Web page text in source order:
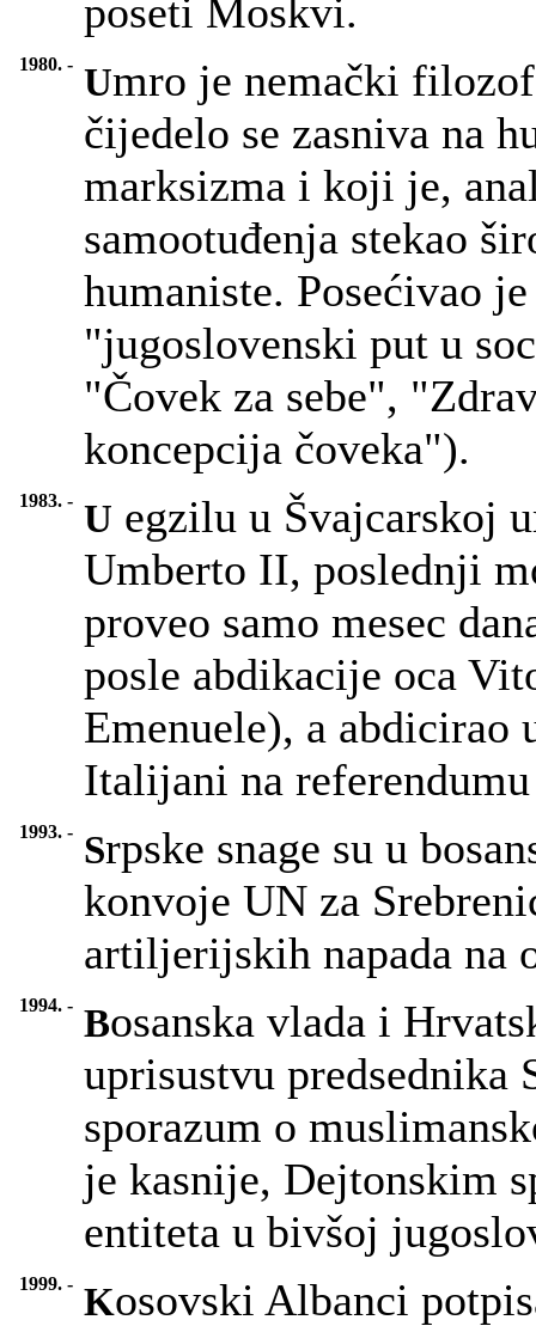
poseti Moskvi.
1980. - Umro je nemački
čijedelo se zasniva na
marksizma i koji je,
samootuđenja stekao
humaniste. Posećivao
"jugoslovenski put u
"Čovek za sebe",
koncepcija čoveka").
1983. - U egzilu u Švajcarskoj
Umberto II, poslednji
proveo samo mesec
posle abdikacije oca
Emenuele), a abdicirao
Italijani na
1993. - Srpske snage su u
konvoje UN za
artiljerijskih napada na
1994. - Bosanska vlada i
uprisustvu
sporazum o
je kasnije, Dejtonskim
entiteta u bivšoj
1999. - Kosovski Albanci